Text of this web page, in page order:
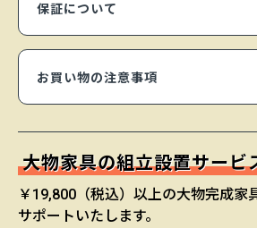
保証について
お買い物の注意事項
大物家具の組立設置サービ
￥19,800（税込）以上の大物完成家
サポートいたします。